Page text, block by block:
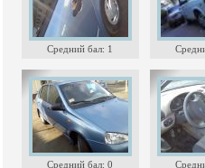
Средний бал: 1
Средний бал: 0